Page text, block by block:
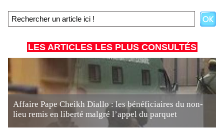
LES ARTICLES LES PLUS CONSULTÉS
Affaire Pape Cheikh Diallo : les bénéficiaires du non-
lieu remis en liberté malgré l’appel du parquet